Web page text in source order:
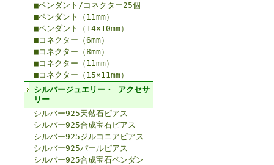
■ペンダント/コネクター25個
■ペンダント（11mm）
■ペンダント（14×10mm）
■コネクター（6mm）
■コネクター（8mm）
■コネクター（11mm）
■コネクター（15×11mm）
シルバージュエリー・ アクセサ
リー
シルバー925天然石ピアス
シルバー925合成宝石ピアス
シルバー925ジルコニアピアス
シルバー925パールピアス
シルバー925合成宝石ペンダン